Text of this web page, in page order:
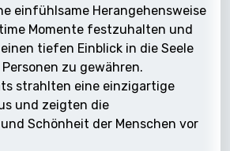
einfühlsame Herangehensweise
Momente festzuhalten und
tiefen Einblick in die Seele
zu gewähren.
strahlten eine einzigartige
und zeigten die
Schönheit der Menschen vor